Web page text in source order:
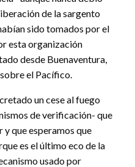
de la sargento
sido tomados por el
esta organización
desde Buenaventura,
el Pacífico.
un cese al fuego
de verificación- que
y que esperamos que
es el último eco de la
usado por